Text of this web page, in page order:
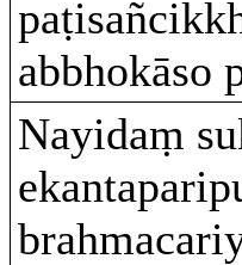
abbhokāso
Nayidaṃ